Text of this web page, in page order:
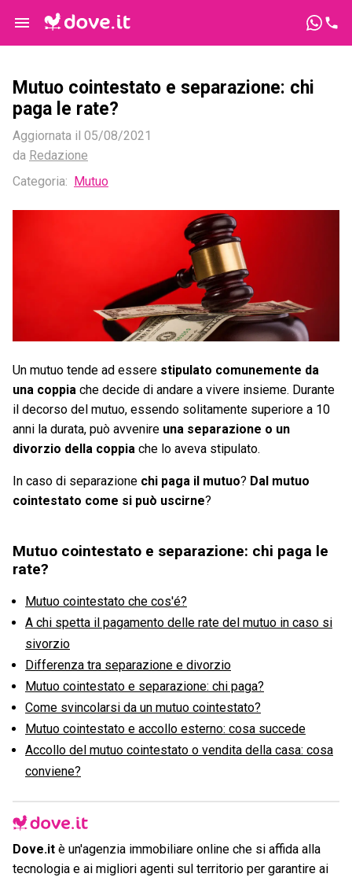
Mutuo cointestato e separazione: chi
paga le rate?
Aggiornata il 05/08/2021
da Redazione
Categoria: Mutuo
Un mutuo tende ad essere stipulato comunemente da
una coppia che decide di andare a vivere insieme. Durante
il decorso del mutuo, essendo solitamente superiore a 10
anni la durata, può avvenire una separazione o un
divorzio della coppia che lo aveva stipulato.
In caso di separazione chi paga il mutuo? Dal mutuo
cointestato come si può uscirne?
Mutuo cointestato e separazione: chi paga le
rate?
Mutuo cointestato che cos'é?
A chi spetta il pagamento delle rate del mutuo in caso si
sivorzio
Differenza tra separazione e divorzio
Mutuo cointestato e separazione: chi paga?
Come svincolarsi da un mutuo cointestato?
Mutuo cointestato e accollo esterno: cosa succede
Accollo del mutuo cointestato o vendita della casa: cosa
conviene?
Dove.it è un'agenzia immobiliare online che si affida alla
tecnologia e ai migliori agenti sul territorio per garantire ai